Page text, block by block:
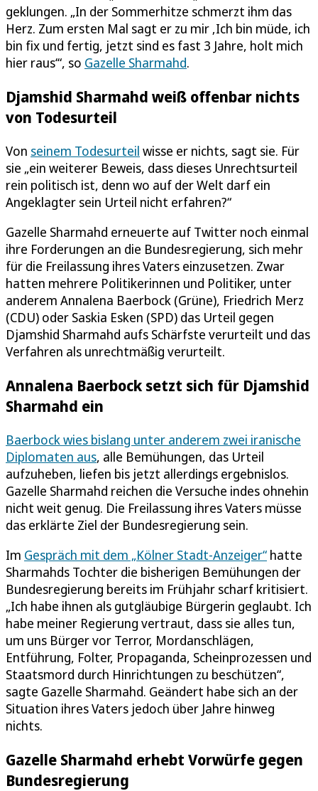
geklungen. „In der Sommerhitze schmerzt ihm das
Herz. Zum ersten Mal sagt er zu mir ‚Ich bin müde, ich
bin fix und fertig, jetzt sind es fast 3 Jahre, holt mich
hier raus‘“, so Gazelle Sharmahd.
Djamshid Sharmahd weiß offenbar nichts
von Todesurteil
Von seinem Todesurteil wisse er nichts, sagt sie. Für
sie „ein weiterer Beweis, dass dieses Unrechtsurteil
rein politisch ist, denn wo auf der Welt darf ein
Angeklagter sein Urteil nicht erfahren?“
Gazelle Sharmahd erneuerte auf Twitter noch einmal
ihre Forderungen an die Bundesregierung, sich mehr
für die Freilassung ihres Vaters einzusetzen. Zwar
hatten mehrere Politikerinnen und Politiker, unter
anderem Annalena Baerbock (Grüne), Friedrich Merz
(CDU) oder Saskia Esken (SPD) das Urteil gegen
Djamshid Sharmahd aufs Schärfste verurteilt und das
Verfahren als unrechtmäßig verurteilt.
Annalena Baerbock setzt sich für Djamshid
Sharmahd ein
Baerbock wies bislang unter anderem zwei iranische
Diplomaten aus, alle Bemühungen, das Urteil
aufzuheben, liefen bis jetzt allerdings ergebnislos.
Gazelle Sharmahd reichen die Versuche indes ohnehin
nicht weit genug. Die Freilassung ihres Vaters müsse
das erklärte Ziel der Bundesregierung sein.
Im Gespräch mit dem „Kölner Stadt-Anzeiger“ hatte
Sharmahds Tochter die bisherigen Bemühungen der
Bundesregierung bereits im Frühjahr scharf kritisiert.
„Ich habe ihnen als gutgläubige Bürgerin geglaubt. Ich
habe meiner Regierung vertraut, dass sie alles tun,
um uns Bürger vor Terror, Mordanschlägen,
Entführung, Folter, Propaganda, Scheinprozessen und
Staatsmord durch Hinrichtungen zu beschützen“,
sagte Gazelle Sharmahd. Geändert habe sich an der
Situation ihres Vaters jedoch über Jahre hinweg
nichts.
Gazelle Sharmahd erhebt Vorwürfe gegen
Bundesregierung